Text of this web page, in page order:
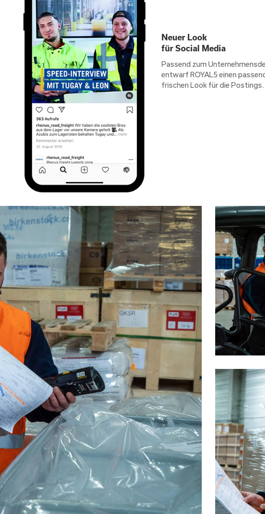
Neuer Look
für Social Media
Passend zum
entwarf ROYAL5 einen
frischen Look für die Postings.